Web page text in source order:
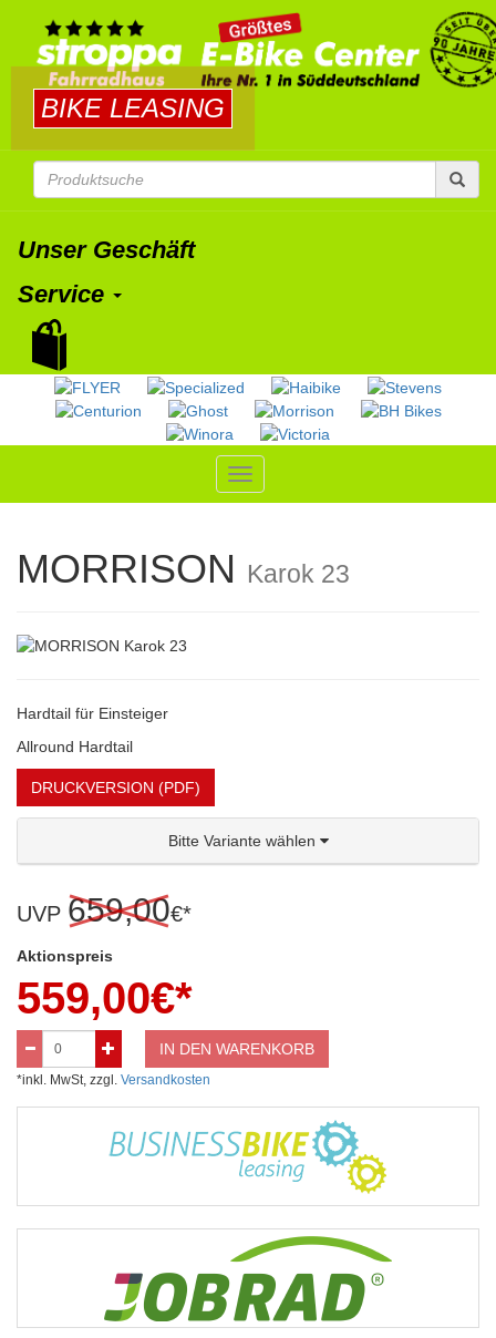
BIKE LEASING
Unser Geschäft
Service
Toggle
MORRISON Karok 23
Hardtail für Einsteiger
Allround Hardtail
DRUCKVERSION (PDF)
Bitte Variante wählen
UVP 659,00€*
Aktionspreis
559,00€*
IN DEN WARENKORB
*inkl. MwSt, zzgl. Versandkosten